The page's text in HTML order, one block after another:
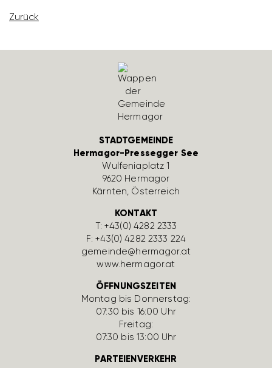
Zurück
STADTGEMEINDE
Hermagor-Pressegger See
Wulfe­nia­platz 1
9620 Hermagor
Kärnten, Öster­reich
KONTAKT
T:+43(0) 4282 2333
F: +43(0) 4282 2333 224
gemeinde@hermagor.at
www.hermagor.at
ÖFFNUNGSZEITEN
Montag bis Donnerstag:
07:30 bis 16:00 Uhr
Freitag:
07:30 bis 13:00 Uhr
PARTEIENVERKEHR